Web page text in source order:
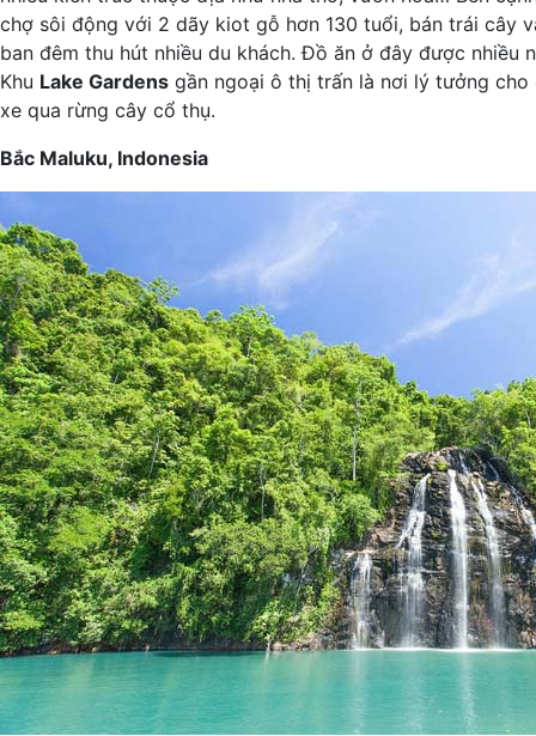
chợ sôi động với 2 dãy kiot gỗ hơn 130 tuổi, bán trái cây
ban đêm thu hút nhiều du khách. Đồ ăn ở đây được nhiều
Khu Lake Gardens gần ngoại ô thị trấn là nơi lý tưởng
xe qua rừng cây cổ thụ.
Bắc Maluku, Indonesia